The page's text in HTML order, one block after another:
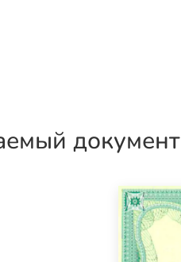
документ